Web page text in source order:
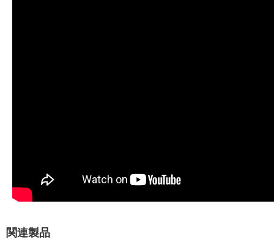
関連製品